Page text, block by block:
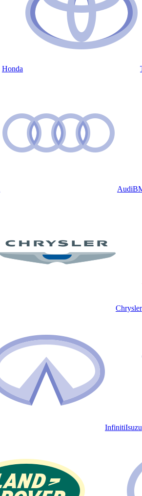
Honda
Audi
Chrysler
InfinitiIsuzu